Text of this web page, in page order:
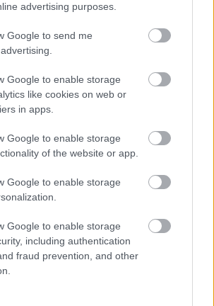
advertising purposes.
Google to send me
Google to enable storage
like cookies on web or
in apps.
Google to enable storage
of the website or app.
Google to enable storage
Google to enable storage
including authentication
fraud prevention, and other